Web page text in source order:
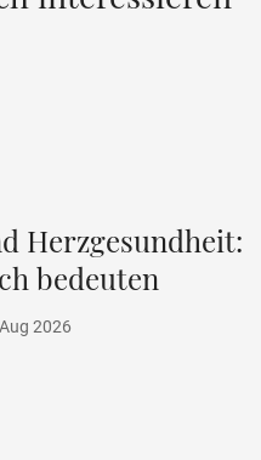
Herzgesundheit:
bedeuten
Aug 2026